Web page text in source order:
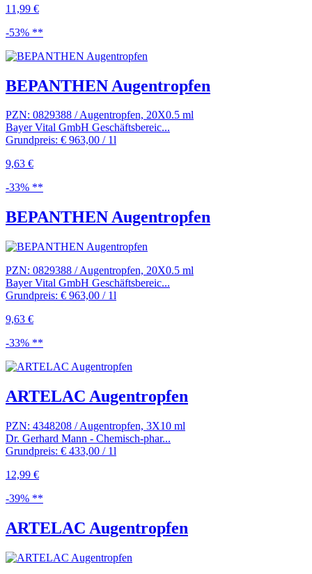
11,99 €
-53% **
BEPANTHEN Augentropfen
PZN: 0829388 / Augentropfen, 20X0.5 ml
Bayer Vital GmbH Geschäftsbereic...
Grundpreis: € 963,00 / 1l
9,63 €
-33% **
BEPANTHEN Augentropfen
PZN: 0829388 / Augentropfen, 20X0.5 ml
Bayer Vital GmbH Geschäftsbereic...
Grundpreis: € 963,00 / 1l
9,63 €
-33% **
ARTELAC Augentropfen
PZN: 4348208 / Augentropfen, 3X10 ml
Dr. Gerhard Mann - Chemisch-phar...
Grundpreis: € 433,00 / 1l
12,99 €
-39% **
ARTELAC Augentropfen